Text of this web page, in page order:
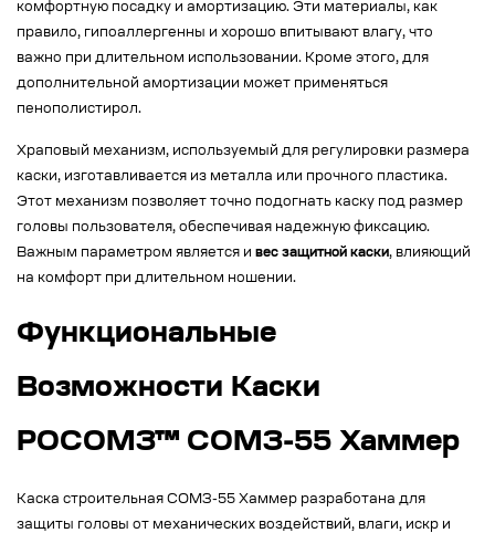
комфортную посадку и амортизацию. Эти материалы, как
правило, гипоаллергенны и хорошо впитывают влагу, что
важно при длительном использовании. Кроме этого, для
дополнительной амортизации может применяться
пенополистирол.
Храповый механизм, используемый для регулировки размера
каски, изготавливается из металла или прочного пластика.
Этот механизм позволяет точно подогнать каску под размер
головы пользователя, обеспечивая надежную фиксацию.
Важным параметром является и вес защитной каски, влияющий
на комфорт при длительном ношении.
Функциональные
Возможности Каски
РОСОМЗ™ СОМЗ-55 Хаммер
Каска строительная СОМЗ-55 Хаммер разработана для
защиты головы от механических воздействий, влаги, искр и